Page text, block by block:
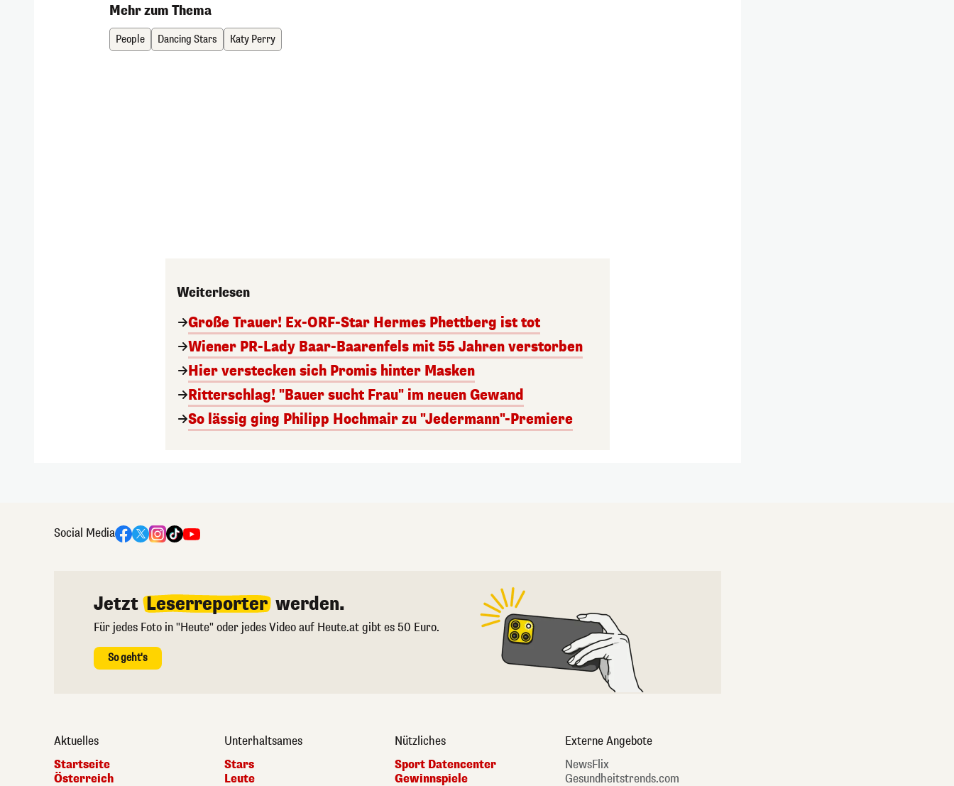
Mehr zum Thema
People Dancing Stars Katy Perry
Weiterlesen
Große Trauer! Ex-ORF-Star Hermes Phettberg ist tot
Wiener PR-Lady Baar-Baarenfels mit 55 Jahren verstorben
Hier verstecken sich Promis hinter Masken
Ritterschlag! "Bauer sucht Frau" im neuen Gewand
So lässig ging Philipp Hochmair zu "Jedermann"-Premiere
Social Media
Jetzt Leserreporter werden.
Für jedes Foto in "Heute" oder jedes Video auf Heute.at gibt es 50 Euro.
So geht's
Aktuelles
Startseite
Österreich
Unterhaltsames
Stars
Leute
Nützliches
Sport Datencenter
Gewinnspiele
Externe Angebote
NewsFlix
Gesundheitstrends.com